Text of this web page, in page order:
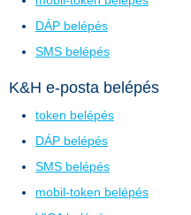
DÁP belépés
SMS belépés
K&H e-posta belépés
token belépés
DÁP belépés
SMS belépés
mobil-token belépés